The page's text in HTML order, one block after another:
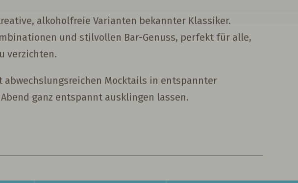
alkoholfreie Varianten bekannter Klassiker.
und stilvollen Bar-Genuss, perfekt für alle,
verzichten.
Mocktails in entspannter
ganz entspannt ausklingen lassen.